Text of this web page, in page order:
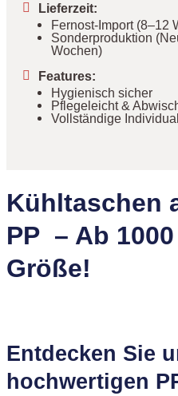
Lieferzeit:
Fernost-Import (8–12
Sonderproduktion
Wochen)
Features:
Hygienisch sicher
Pflegeleicht &
Vollständige
Kühltaschen
PP – Ab
Größe!
Entdecken Sie
hochwertigen